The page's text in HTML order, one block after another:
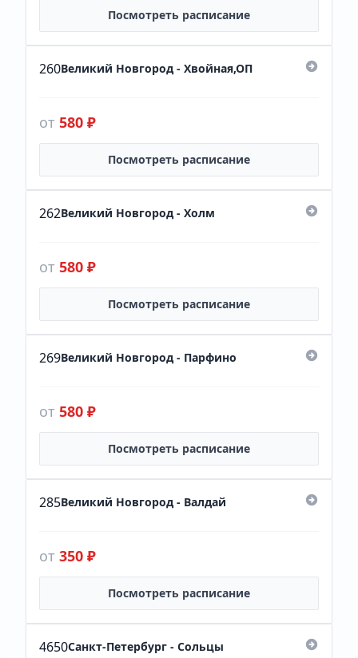
Посмотреть расписание
260Великий Новгород - Хвойная,ОП
от 580 ₽
Посмотреть расписание
262Великий Новгород - Холм
от 580 ₽
Посмотреть расписание
269Великий Новгород - Парфино
от 580 ₽
Посмотреть расписание
285Великий Новгород - Валдай
от 350 ₽
Посмотреть расписание
4650Санкт-Петербург - Сольцы